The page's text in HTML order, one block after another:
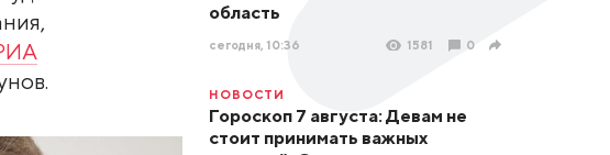
область
сегодня, 10:36 1581 0
НОВОСТИ
Гороскоп 7 августа: Девам не
стоит принимать важных